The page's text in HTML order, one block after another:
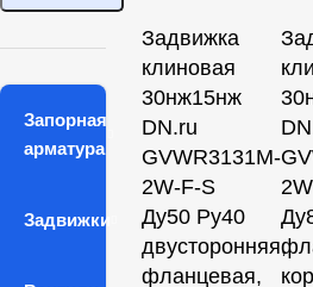
Запорная
арматура
Задвижки
Задвижка
клиновая
30нж15нж
DN.ru
GVWR3131M-
2W-F-S
Ду50 Ру40
двусторонняя,
фланцевая,